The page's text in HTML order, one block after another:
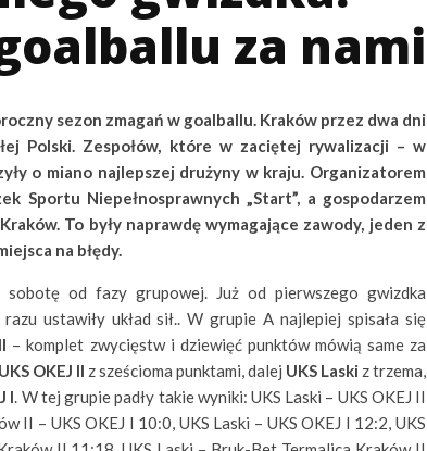
za nami
sezon zmagań w goalballu. Kraków przez dwa dni
Polski. Zespołów, które w zaciętej rywalizacji – w
o miano najlepszej drużyny w kraju. Organizatorem
Sportu Niepełnosprawnych „Start”, a gospodarzem
To były naprawdę wymagające zawody, jeden z
na błędy.
sobotę od fazy grupowej. Już od pierwszego gwizdka
ustawiły układ sił.. W grupie A najlepiej spisała się
– komplet zwycięstw i dziewięć punktów mówią same za
UKS OKEJ II z sześcioma punktami, dalej UKS Laski z trzema,
I. W tej grupie padły takie wyniki: UKS Laski – UKS OKEJ II
II – UKS OKEJ I 10:0, UKS Laski – UKS OKEJ I 12:2, UKS